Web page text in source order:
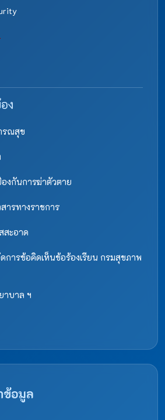
ง
รณสุข
งกันการฆ่าตัวตาย
ารทางราชการ
สะอาด
การข้อคิดเห็นข้อร้องเรียน กรมสุขภาพ
าบาล ฯ
ข้อมูล